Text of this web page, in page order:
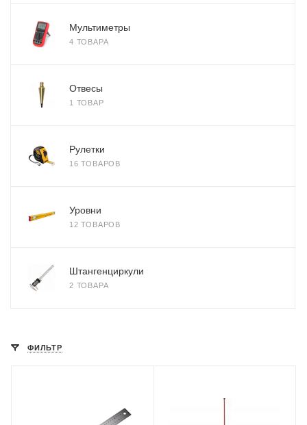
Мультиметры
4 ТОВАРА
Отвесы
1 ТОВАР
Рулетки
16 ТОВАРОВ
Уровни
12 ТОВАРОВ
Штангенциркули
2 ТОВАРА
ФИЛЬТР